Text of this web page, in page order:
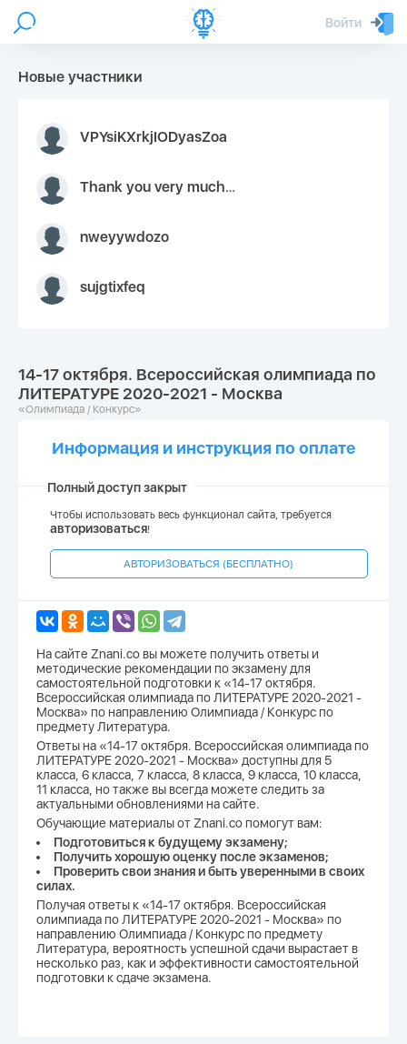
Войти
Новые участники
VPYsiKXrkjIODyasZoa
Thank you very much for your inquiry We appreciate you 9126052 https://youtube.com faceapple !
nweyywdozo
sujgtixfeq
14-17 октября. Всероссийская олимпиада по
ЛИТЕРАТУРЕ 2020-2021 - Москва
«Олимпиада / Конкурс»
Информация и инструкция по оплате
Полный доступ закрыт
Чтобы использовать весь функционал сайта, требуется
авторизоваться!
АВТОРИЗОВАТЬСЯ (БЕСПЛАТНО)
На сайте Znani.co вы можете получить ответы и
методические рекомендации по экзамену для
самостоятельной подготовки к «14-17 октября.
Всероссийская олимпиада по ЛИТЕРАТУРЕ 2020-2021 -
Москва» по направлению Олимпиада / Конкурс по
предмету Литература.
Ответы на «14-17 октября. Всероссийская олимпиада по
ЛИТЕРАТУРЕ 2020-2021 - Москва» доступны для 5
класса, 6 класса, 7 класса, 8 класса, 9 класса, 10 класса,
11 класса, но также вы всегда можете следить за
актуальными обновлениями на сайте.
Обучающие материалы от Znani.co помогут вам:
Подготовиться к будущему экзамену;
Получить хорошую оценку после экзаменов;
Проверить свои знания и быть уверенными в своих
силах.
Получая ответы к «14-17 октября. Всероссийская
олимпиада по ЛИТЕРАТУРЕ 2020-2021 - Москва» по
направлению Олимпиада / Конкурс по предмету
Литература, вероятность успешной сдачи вырастает в
несколько раз, как и эффективности самостоятельной
подготовки к сдаче экзамена.